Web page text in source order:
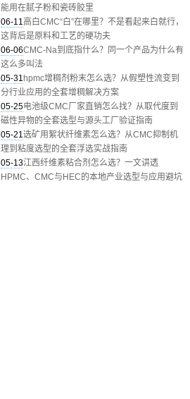
能用在腻子粉和瓷砖胶里
06-11高白CMC“白”在哪里？不是看起来白就行，
这背后是原料和工艺的硬功夫
06-06CMC-Na到底指什么？同一个产品为什么有
这么多叫法
05-31 hpmc增稠剂粉末怎么选？从假塑性流变到
分行业应用的全套增稠解决方案
05-25电池级CMC厂家直销怎么找？从取代度到
磁性异物的全套选型与源头工厂验证指南
05-21选矿用絮状纤维素怎么选？从CMC抑制机
理到粘度选型的全套浮选实战指南
05-13江西纤维素粘合剂怎么选？一文讲透
HPMC、CMC与HEC的本地产业选型与应用避坑